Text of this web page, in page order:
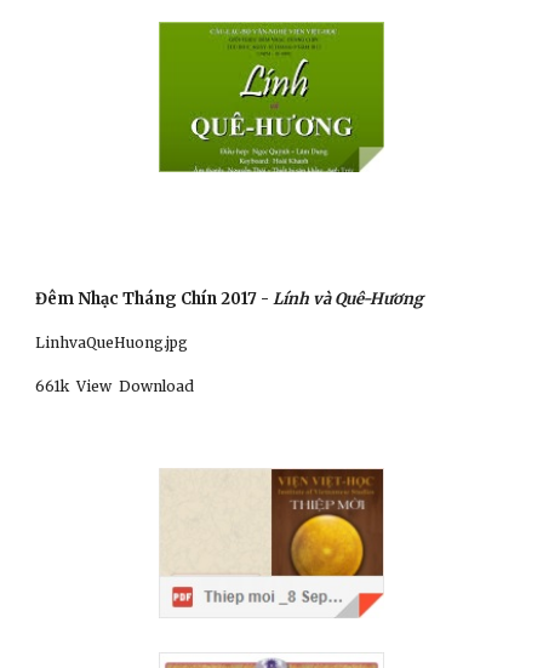
Đêm Nhạc Tháng Chín 2017 - Lính và Quê-Hương
LinhvaQueHuong.jpg
661k View  Download